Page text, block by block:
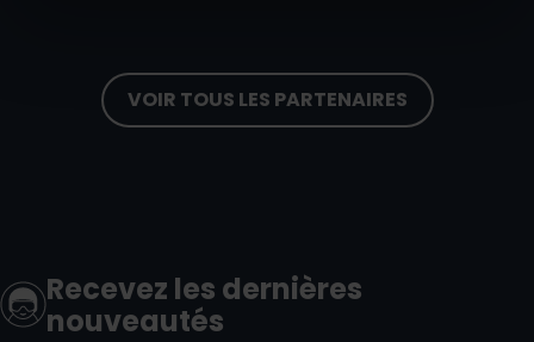
VOIR TOUS LES PARTENAIRES
Recevez les dernières
nouveautés